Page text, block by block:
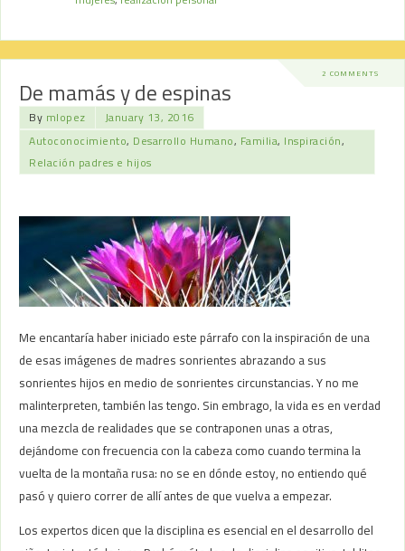
2 COMMENTS
De mamás y de espinas
By mlopez
January 13, 2016
Autoconocimiento, Desarrollo Humano, Familia, Inspiración,
Relación padres e hijos
Me encantaría haber iniciado este párrafo con la inspiración de una
de esas imágenes de madres sonrientes abrazando a sus
sonrientes hijos en medio de sonrientes circunstancias. Y no me
malinterpreten, también las tengo. Sin embrago, la vida es en verdad
una mezcla de realidades que se contraponen unas a otras,
dejándome con frecuencia con la cabeza como cuando termina la
vuelta de la montaña rusa: no se en dónde estoy, no entiendo qué
pasó y quiero correr de allí antes de que vuelva a empezar.
Los expertos dicen que la disciplina es esencial en el desarrollo del